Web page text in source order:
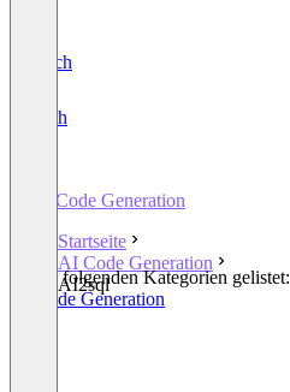
Deutsch
English
AI Code Generation
Startseite
AI Code Generation
AI2sql
In den folgenden Kategorien gelistet:
AI Code Generation